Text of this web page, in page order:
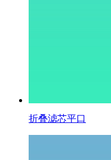
折叠滤芯平口